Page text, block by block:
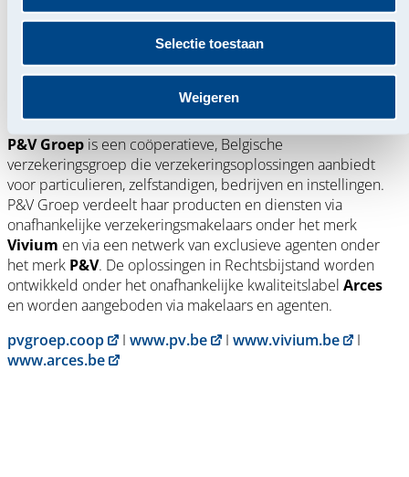
Selectie toestaan
Weigeren
02/250 91 03
sarah.de.wulf@pvgroup.be
P&V Groep is een coöperatieve, Belgische
verzekeringsgroep die verzekeringsoplossingen aanbiedt
voor particulieren, zelfstandigen, bedrijven en instellingen.
P&V Groep verdeelt haar producten en diensten via
onafhankelijke verzekeringsmakelaars onder het merk
Vivium en via een netwerk van exclusieve agenten onder
het merk P&V. De oplossingen in Rechtsbijstand worden
ontwikkeld onder het onafhankelijke kwaliteitslabel Arces
en worden aangeboden via makelaars en agenten.
pvgroep.coop
I www.pv.be I www.vivium.be
I
www.arces.be